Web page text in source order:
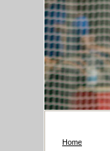
Home